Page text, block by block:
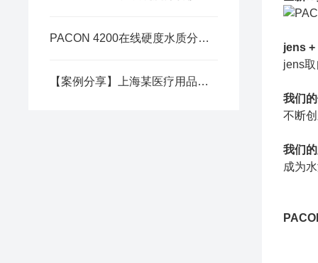
PACON 4200在线硬度水质分析仪应用于苏州某医药产业园
【案例分享】上海某医疗用品有限公司 | PACON 4200在线硬度分析仪
jens
jens
我们
不断
我们
成为